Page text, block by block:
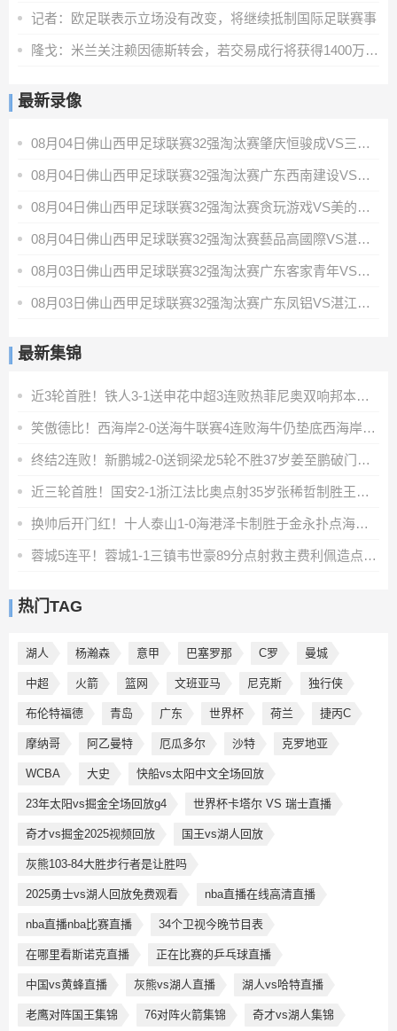
记者：欧足联表示立场没有改变，将继续抵制国际足联赛事
隆戈：米兰关注赖因德斯转会，若交易成行将获得1400万欧奖金
最新录像
08月04日佛山西甲足球联赛32强淘汰赛肇庆恒骏成VS三七互娱全场录像
08月04日佛山西甲足球联赛32强淘汰赛广东西南建设VS香港圣徒全场录像
08月04日佛山西甲足球联赛32强淘汰赛贪玩游戏VS美的薪火全场录像
08月04日佛山西甲足球联赛32强淘汰赛藝品高國際VS湛江狂狼·粵辉能源全场录像
08月03日佛山西甲足球联赛32强淘汰赛广东客家青年VS广州英华思力U17全场录像
08月03日佛山西甲足球联赛32强淘汰赛广东凤铝VS湛江八部科技全场录像
最新集锦
近3轮首胜！铁人3-1送申花中超3连败热菲尼奥双响邦本宜裕传射
笑傲德比！西海岸2-0送海牛联赛4连败海牛仍垫底西海岸升至第二
终结2连败！新鹏城2-0送铜梁龙5轮不胜37岁姜至鹏破门韦斯利建功
近三轮首胜！国安2-1浙江法比奥点射35岁张稀哲制胜王钰栋送助攻
换帅后开门红！十人泰山1-0海港泽卡制胜于金永扑点海港三球被吹
蓉城5连平！蓉城1-1三镇韦世豪89分点射救主费利佩造点李昂破门
热门TAG
湖人 杨瀚森 意甲 巴塞罗那 C罗 曼城
中超 火箭 篮网 文班亚马 尼克斯 独行侠
布伦特福德 青岛 广东 世界杯 荷兰 捷丙C
摩纳哥 阿乙曼特 厄瓜多尔 沙特 克罗地亚
WCBA 大史 快船vs太阳中文全场回放
23年太阳vs掘金全场回放g4 世界杯卡塔尔 VS 瑞士直播
奇才vs掘金2025视频回放 国王vs湖人回放
灰熊103-84大胜步行者是让胜吗
2025勇士vs湖人回放免费观看 nba直播在线高清直播
nba直播nba比赛直播 34个卫视今晚节目表
在哪里看斯诺克直播 正在比赛的乒乓球直播
中国vs黄蜂直播 灰熊vs湖人直播 湖人vs哈特直播
老鹰对阵国王集锦 76对阵火箭集锦 奇才vs湖人集锦